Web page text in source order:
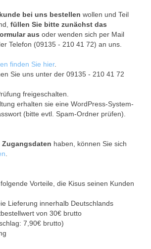
bei uns bestellen wollen und Teil
füllen Sie bitte zunächst das
aus oder wenden sich per Mail
Telefon (09135 - 210 41 72) an uns.
finden Sie hier.
Sie uns unter der 09135 - 210 41 72
freigeschalten.
erhalten sie eine WordPress-System-
(bitte evtl. Spam-Ordner prüfen).
Zugangsdaten haben, können Sie sich
Vorteile, die Kisus seinen Kunden
Lieferung innerhalb Deutschlands
von 30€ brutto
7,90€ brutto)